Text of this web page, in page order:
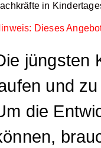
in
Dieses
jüngsten
und
die